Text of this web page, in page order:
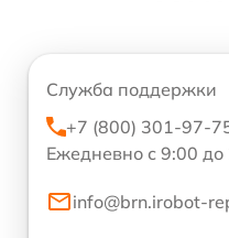
Служба поддержки
+7 (800) 301-97-
Ежедневно с 9:00 до
info@brn.irobot-